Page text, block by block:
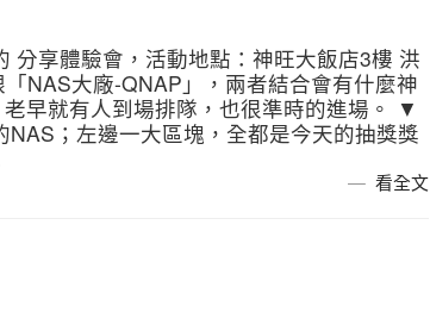
享體驗會，活動地點：神旺大飯店3樓 洪
NAS大廠-QNAP」，兩者結合會有什麼神
早就有人到場排隊，也很準時的進場。 ▼
；左邊一大區塊，全都是今天的抽獎獎
看全文